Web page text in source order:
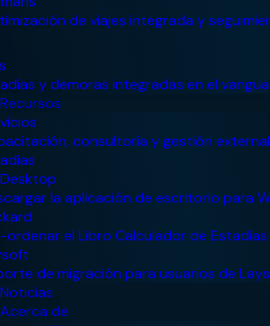
Recursos
Noticias
Acerca de